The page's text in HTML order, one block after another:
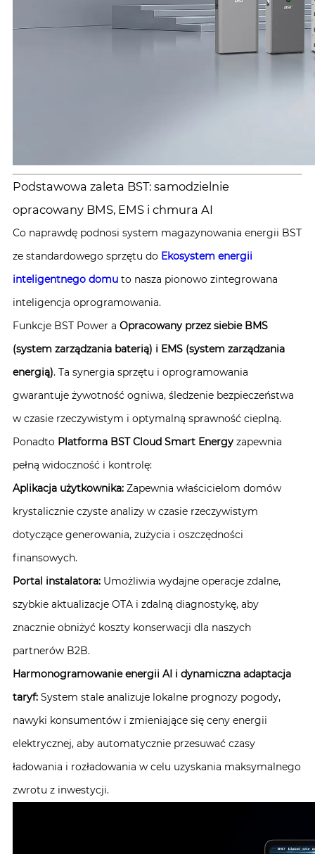
Podstawowa zaleta BST: samodzielnie
opracowany BMS, EMS i chmura AI
Co naprawdę podnosi system magazynowania energii BST
ze standardowego sprzętu do Ekosystem energii
inteligentnego domu to nasza pionowo zintegrowana
inteligencja oprogramowania.
Funkcje BST Power aOpracowany przez siebie BMS
(system zarządzania baterią) i EMS (system zarządzania
energią). Ta synergia sprzętu i oprogramowania
gwarantuje żywotność ogniwa, śledzenie bezpieczeństwa
w czasie rzeczywistym i optymalną sprawność cieplną.
Ponadto Platforma BST Cloud Smart Energy zapewnia
pełną widoczność i kontrolę:
Aplikacja użytkownika: Zapewnia właścicielom domów
krystalicznie czyste analizy w czasie rzeczywistym
dotyczące generowania, zużycia i oszczędności
finansowych.
Portal instalatora: Umożliwia wydajne operacje zdalne,
szybkie aktualizacje OTA i zdalną diagnostykę, aby
znacznie obniżyć koszty konserwacji dla naszych
partnerów B2B.
Harmonogramowanie energii AI i dynamiczna adaptacja
taryf: System stale analizuje lokalne prognozy pogody,
nawyki konsumentów i zmieniające się ceny energii
elektrycznej, aby automatycznie przesuwać czasy
ładowania i rozładowania w celu uzyskania maksymalnego
zwrotu z inwestycji.